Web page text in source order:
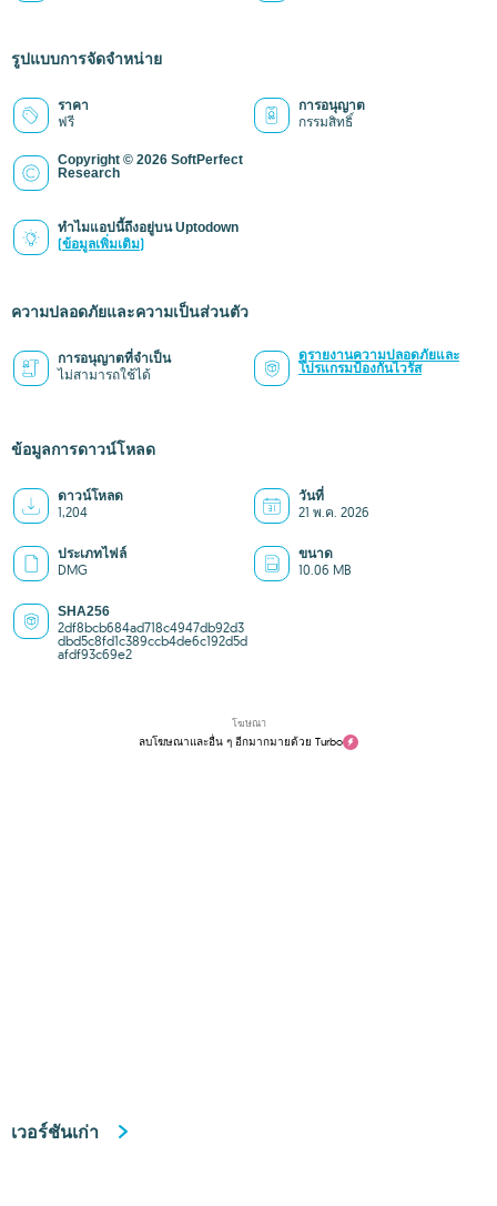
รูปแบบการจัดจำหน่าย
ราคา
ฟรี
การอนุญาต
กรรมสิทธิ์
Copyright © 2026 SoftPerfect
Research
ทำไมแอปนี้ถึงอยู่บน Uptodown
(ข้อมูลเพิ่มเติม)
ความปลอดภัยและความเป็นส่วนตัว
การอนุญาตที่จำเป็น
ไม่สามารถใช้ได้
ดูรายงานความปลอดภัยและ
โปรแกรมป้องกันไวรัส
ข้อมูลการดาวน์โหลด
ดาวน์โหลด
1,204
วันที่
21 พ.ค. 2026
ประเภทไฟล์
DMG
ขนาด
10.06 MB
SHA256
2df8bcb684ad718c4947db92d3
dbd5c8fd1c389ccb4de6c192d5d
afdf93c69e2
โฆษณา
ลบโฆษณาและอื่น ๆ อีกมากมายด้วย Turbo
เวอร์ชันเก่า